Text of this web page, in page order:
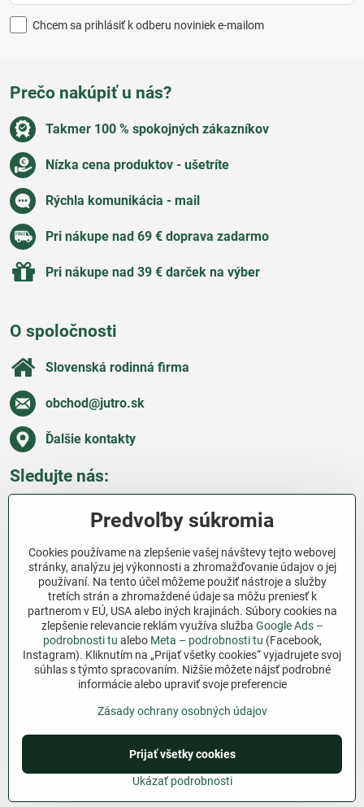
Chcem sa prihlásiť k odberu noviniek e-mailom
Prečo nakúpiť u nás?
Takmer 100 % spokojných zákazníkov
Nízka cena produktov - ušetríte
Rýchla komunikácia - mail
Pri nákupe nad 69 € doprava zadarmo
Pri nákupe nad 39 € darček na výber
O spoločnosti
Slovenská rodinná firma
obchod​@jutro​.sk
Ďalšie kontakty
Sledujte nás:
Všetko o nákupe
Ďakujeme za podporu
Sme slovenský e-shop bez dotácií​. Fungujeme len
vďaka vám – ľuďom, ktorí veria v poctivú prácu a
lásku k pôde​. Každý nákup na Jutro​.sk nám pomáha
pokračovať v tom, čo má zmysel – pomáhať
záhradkárom zadarmo a srdcom​.
©2026Copyright
Predvoľby súkromiaZásady ochrany osobných údajov
Podmienky používania
Vytvorené pomocou:BiznisWeb.sk
Predvoľby súkromia
Cookies používame na zlepšenie vašej návštevy tejto webovej
stránky, analýzu jej výkonnosti a zhromažďovanie údajov o jej
používaní. Na tento účel môžeme použiť nástroje a služby
tretích strán a zhromaždené údaje sa môžu preniesť k
partnerom v EÚ, USA alebo iných krajinách. Súbory cookies na
zlepšenie relevancie reklám využíva služba Google Ads –
podrobnosti tu alebo Meta – podrobnosti tu (Facebook,
Instagram). Kliknutím na „Prijať všetky cookies“ vyjadrujete svoj
súhlas s týmto spracovaním. Nižšie môžete nájsť podrobné
informácie alebo upraviť svoje preferencie
Zásady ochrany osobných údajov
Ukázať podrobnosti
Prijať všetky cookies